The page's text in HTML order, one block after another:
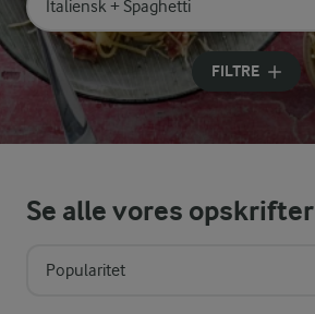
Søg på kategori
Indtast søgeord for at søge
FILTRE
Se alle vores opskrifter
Popularitet